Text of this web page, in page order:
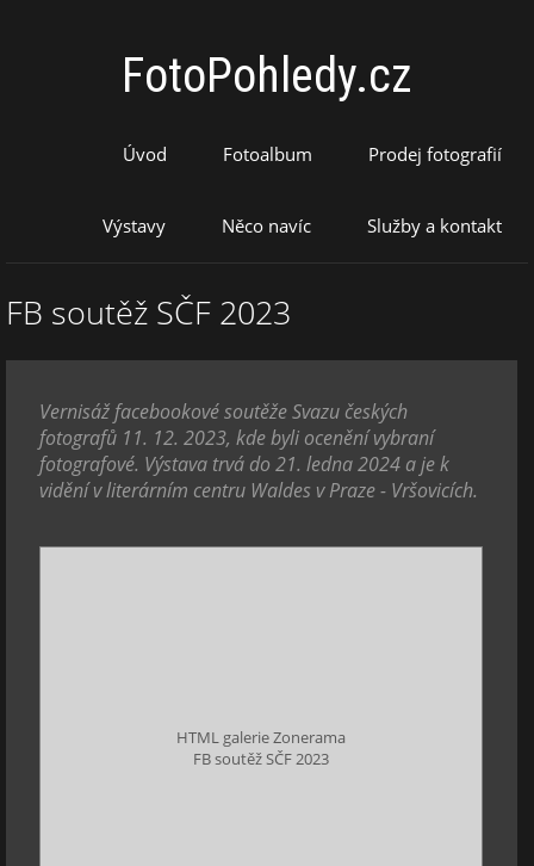
FotoPohledy.cz
Úvod Fotoalbum Prodej fotografií
Výstavy Něco navíc Služby a kontakt
FB soutěž SČF 2023
Vernisáž facebookové soutěže Svazu českých
fotografů 11. 12. 2023, kde byli ocenění vybraní
fotografové. Výstava trvá do 21. ledna 2024 a je k
vidění v literárním centru Waldes v Praze - Vršovicích.
HTML galerie Zonerama
FB soutěž SČF 2023